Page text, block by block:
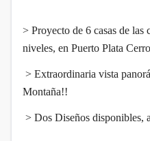
> Proyecto de 6 casas de las
niveles, en Puerto Plata
> Extraordinaria vista
Montaña!!
> Dos Diseños disponibles,